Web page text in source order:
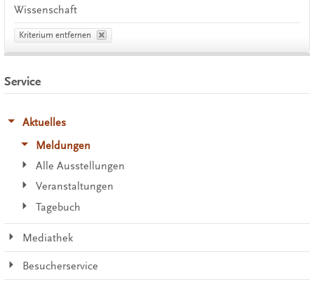
Wissenschaft
Kriterium entfernen
Service
Aktuelles
Meldungen
Alle Ausstellungen
Veranstaltungen
Tagebuch
Mediathek
Besucherservice